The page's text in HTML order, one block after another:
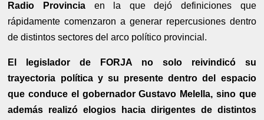
Radio Provincia en la que dejó definiciones que
rápidamente comenzaron a generar repercusiones dentro
de distintos sectores del arco político provincial.
El legislador de FORJA no solo reivindicó su
trayectoria política y su presente dentro del espacio
que conduce el gobernador Gustavo Melella, sino que
además realizó elogios hacia dirigentes de distintos